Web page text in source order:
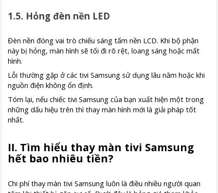
1.5. Hỏng đèn nền LED
Đèn nền đóng vai trò chiếu sáng tấm nền LCD. Khi bộ phận
này bị hỏng, màn hình sẽ tối đi rõ rệt, loang sáng hoặc mất
hình.
Lỗi thường gặp ở các tivi Samsung sử dụng lâu năm hoặc khi
nguồn điện không ổn định.
Tóm lại, nếu chiếc tivi Samsung của bạn xuất hiện một trong
những dấu hiệu trên thì thay màn hình mới là giải pháp tốt
nhất.
II. Tìm hiểu thay màn tivi Samsung
hết bao nhiêu tiền?
Chi phí thay màn tivi Samsung luôn là điều nhiều người quan